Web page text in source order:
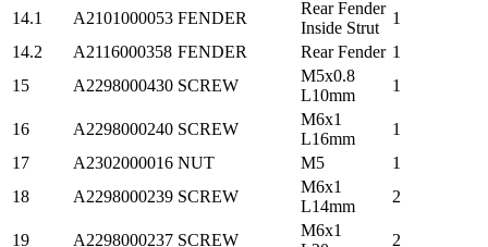
14.1 A2101000053 FENDER
Rear Fender
Inside Strut
1
14.2
A2116000358 FENDER Rear Fender 1
15
A2298000430 SCREW
M5x0.8
L10mm
1
16 A2298000240 SCREW
M6x1
L16mm
1
17
A2302000016 NUT M5
1
18
A2298000239 SCREW
M6x1
L14mm
2
19 A2298000237 SCREW
M6x1
2